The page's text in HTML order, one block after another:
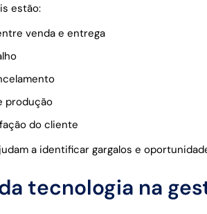
estão:
venda e entrega
produção
do cliente
a identificar gargalos e
tecnologia na